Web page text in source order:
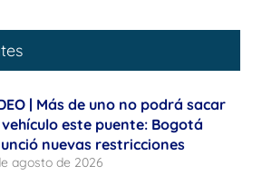
| Más de uno no podrá sacar
vehículo este puente: Bogotá
nuevas restricciones
agosto de 2026